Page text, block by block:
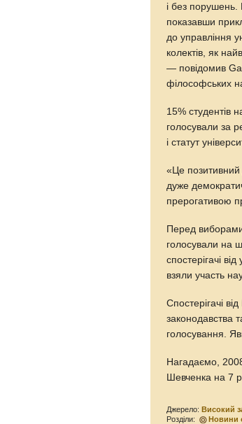
і без порушень.
показавши
до управління
колектів, як
— повідомив
філософських
15% студентів
голосували за
і статут
«Це позитивний
дуже
прерогативою
Перед виборами
голосували на
спостерігачі
взяли участь
Спостерігачі
законодавства
голосування.
Нагадаємо,
Шевченка на 7
Джерело:Високий
Розділи:
Новини